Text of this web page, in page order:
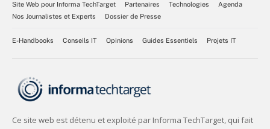
Site Web pour Informa TechTarget Partenaires Technologies
Agenda
Nos Journalistes et Experts
Dossier de Presse
E-Handbooks Conseils IT Opinions Guides Essentiels Projets IT